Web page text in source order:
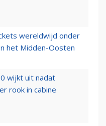
wereldwijd onder
het Midden-Oosten
wijkt uit nadat
rook in cabine